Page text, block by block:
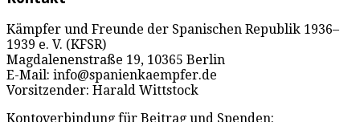
Kämpfer und Freunde der Spanischen Republik 1936–
1939 e. V. (KFSR)
Magdalenenstraße 19, 10365 Berlin
E-Mail: info@spanienkaempfer.de
Vorsitzender: Harald Wittstock
Kontoverbindung für Beitrag und Spenden: